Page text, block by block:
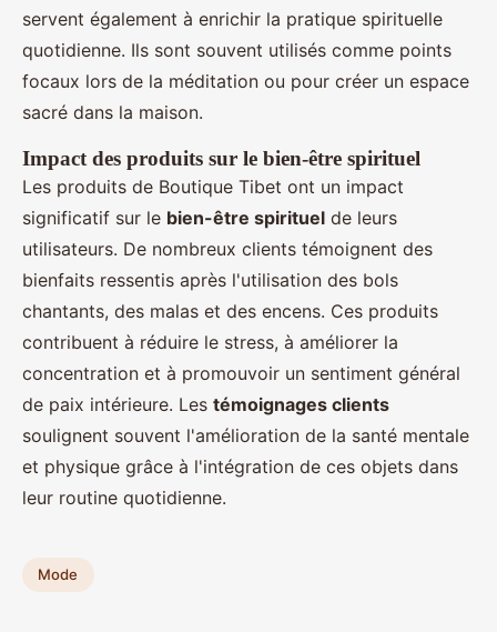
servent également à enrichir la pratique spirituelle
quotidienne. Ils sont souvent utilisés comme points
focaux lors de la méditation ou pour créer un espace
sacré dans la maison.
Impact des produits sur le bien-être spirituel
Les produits de Boutique Tibet ont un impact
significatif sur le bien-être spirituel de leurs
utilisateurs. De nombreux clients témoignent des
bienfaits ressentis après l'utilisation des bols
chantants, des malas et des encens. Ces produits
contribuent à réduire le stress, à améliorer la
concentration et à promouvoir un sentiment général
de paix intérieure. Les témoignages clients
soulignent souvent l'amélioration de la santé mentale
et physique grâce à l'intégration de ces objets dans
leur routine quotidienne.
Mode